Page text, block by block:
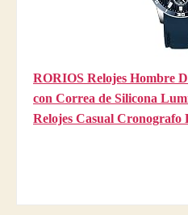
RORIOS Relojes Hombre
con Correa de Silicona
Relojes Casual